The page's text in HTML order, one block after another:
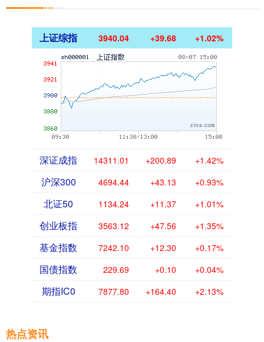
上证综指 3940.04 +39.68 +1.02%
深证成指 14311.01 +200.89 +1.42%
沪深300 4694.44 +43.13 +0.93%
北证50 1134.24 +11.37 +1.01%
创业板指 3563.12 +47.56 +1.35%
基金指数 7242.10 +12.30 +0.17%
国债指数 229.69 +0.10 +0.04%
期指IC0 7877.80 +164.40 +2.13%
热点资讯